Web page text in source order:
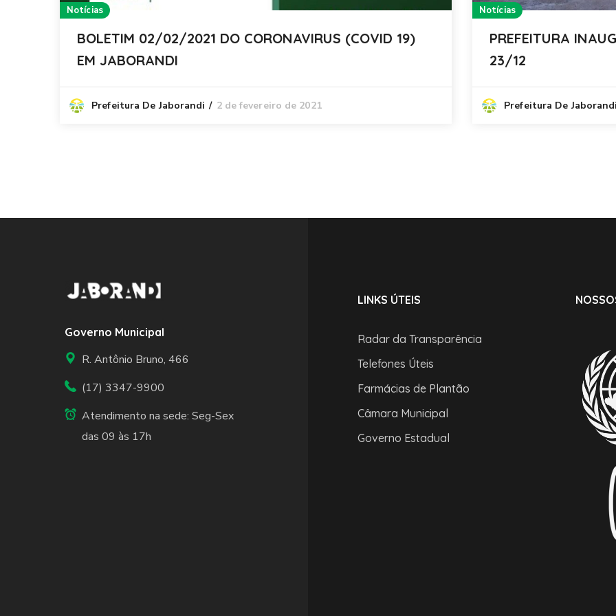
Notícias
BOLETIM 02/02/2021 DO CORONAVIRUS (COVID 19)
EM JABORANDI
Prefeitura De Jaborandi 2 de fevereiro de 2021
Notícias
PREFEITURA
23/12
Prefeitura De Jaborandi
Governo Municipal
R. Antônio Bruno, 466
(17) 3347-9900
Atendimento na sede: Seg-Sex
das 09 às 17h
LINKS ÚTEIS
Radar da Transparência
Telefones Úteis
Farmácias de Plantão
Câmara Municipal
Governo Estadual